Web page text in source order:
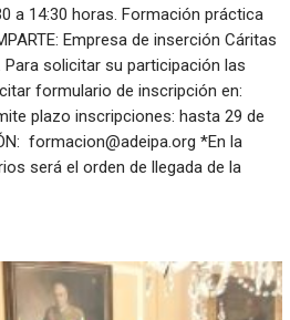
a 14:30 horas. Formación práctica
Empresa de inserción Cáritas
Para solicitar su participación las
formulario de inscripción en:
plazo inscripciones: hasta 29 de
formacion@adeipa.org *En la
será el orden de llegada de la